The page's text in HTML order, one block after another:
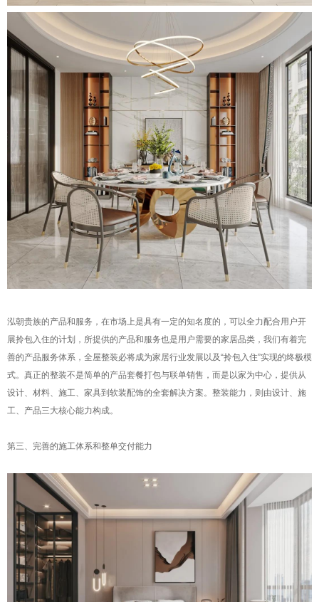
泓朝贵族的产品和服务，在市场上是具有一定的知名度的，可以全力配合用户开
展拎包入住的计划，所提供的产品和服务也是用户需要的家居品类，我们有着完
善的产品服务体系，全屋整装必将成为家居行业发展以及“拎包入住”实现的终极模
式。真正的整装不是简单的产品套餐打包与联单销售，而是以家为中心，提供从
设计、材料、施工、家具到软装配饰的全套解决方案。整装能力，则由设计、施
工、产品三大核心能力构成。
第三、完善的施工体系和整单交付能力